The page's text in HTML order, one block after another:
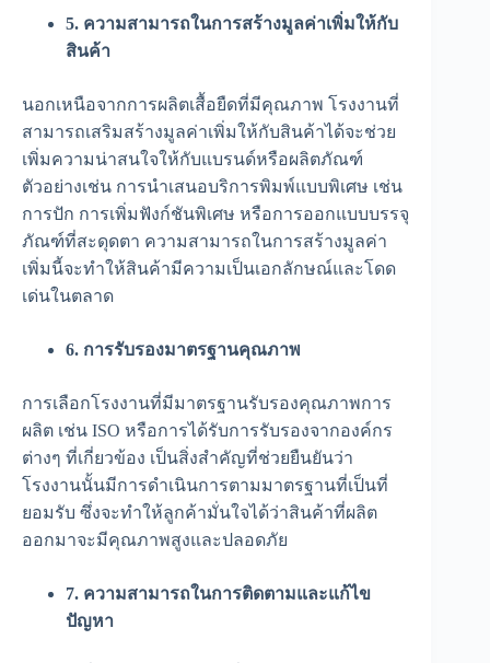
5. ความสามารถในการสร้างมูลค่าเพิ่มให้กับ
สินค้า
นอกเหนือจากการผลิตเสื้อยืดที่มีคุณภาพ โรงงานที่
สามารถเสริมสร้างมูลค่าเพิ่มให้กับสินค้าได้จะช่วย
เพิ่มความน่าสนใจให้กับแบรนด์หรือผลิตภัณฑ์
ตัวอย่างเช่น การนำเสนอบริการพิมพ์แบบพิเศษ เช่น
การปัก การเพิ่มฟังก์ชันพิเศษ หรือการออกแบบบรรจุ
ภัณฑ์ที่สะดุดตา ความสามารถในการสร้างมูลค่า
เพิ่มนี้จะทำให้สินค้ามีความเป็นเอกลักษณ์และโดด
เด่นในตลาด
6. การรับรองมาตรฐานคุณภาพ
การเลือกโรงงานที่มีมาตรฐานรับรองคุณภาพการ
ผลิต เช่น ISO หรือการได้รับการรับรองจากองค์กร
ต่างๆ ที่เกี่ยวข้อง เป็นสิ่งสำคัญที่ช่วยยืนยันว่า
โรงงานนั้นมีการดำเนินการตามมาตรฐานที่เป็นที่
ยอมรับ ซึ่งจะทำให้ลูกค้ามั่นใจได้ว่าสินค้าที่ผลิต
ออกมาจะมีคุณภาพสูงและปลอดภัย
7. ความสามารถในการติดตามและแก้ไข
ปัญหา